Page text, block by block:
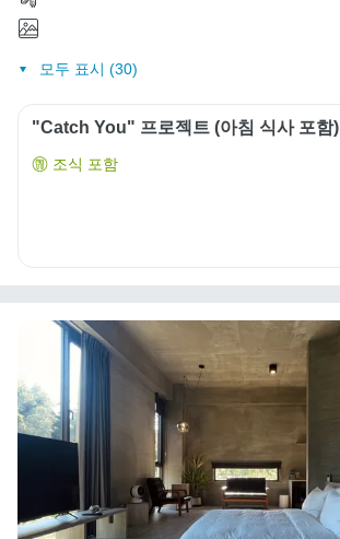
모두 표시 (30)
"Catch You" 프로젝트 (아침 식사 포함)
조식 포함